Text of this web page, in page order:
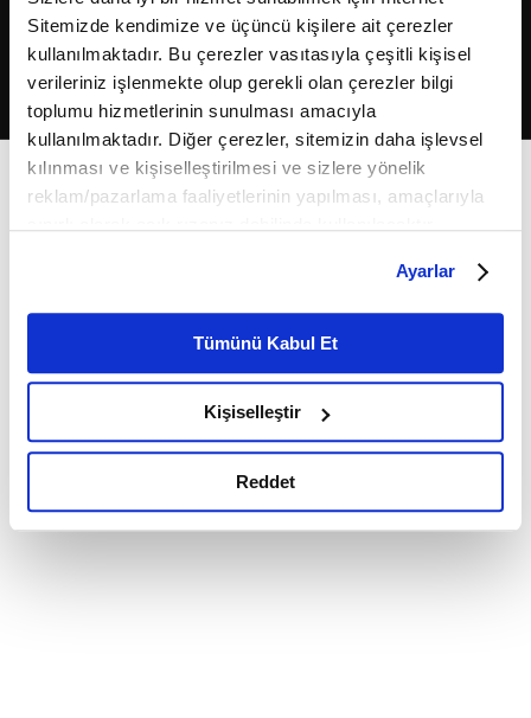
Sitemizde kendimize ve üçüncü kişilere ait çerezler
kullanılmaktadır. Bu çerezler vasıtasıyla çeşitli kişisel
verileriniz işlenmekte olup gerekli olan çerezler bilgi
toplumu hizmetlerinin sunulması amacıyla
kullanılmaktadır. Diğer çerezler, sitemizin daha işlevsel
kılınması ve kişiselleştirilmesi ve sizlere yönelik
reklam/pazarlama faaliyetlerinin yapılması, amaçlarıyla
belirleyebilirsiniz. Çerezlere ilişkin detaylı bilgi için
Ayarlar butonuna tıklayabilir,Çerez Bilgilendirme
Metnimizi ziyaret edebilirsiniz.
6698 sayılı Kişisel Verilerin Korunması Kanunu uyarınca
okumak ve sitemizi ziyaretiniz kapsamında
gerçekleştirilen veri işleme faaliyetleri ile ilgili daha
detaylı bilgi almak için lütfentıklayınız.
Ayarlar
Tümünü Kabul Et
Kişiselleştir
Reddet
2026Fikriyat. Tüm hakları saklıdır.